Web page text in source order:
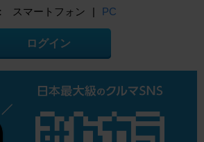
スマートフォン | PC
ログイン